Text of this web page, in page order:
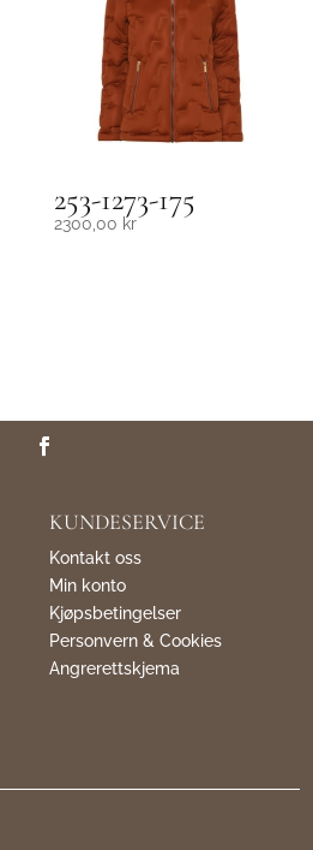
253-1273-175
2300,00 kr
KUNDESERVICE
Kontakt oss
Min konto
Kjøpsbetingelser
Personvern & Cookies
Angrerettskjema